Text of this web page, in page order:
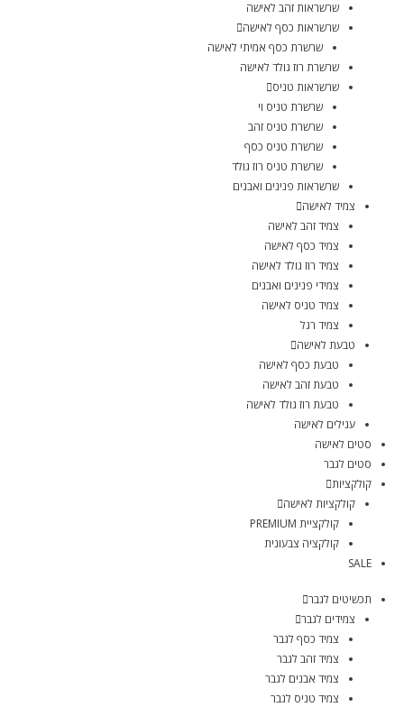
שרשראות זהב לאישה
שרשראות כסף לאישה
שרשרת כסף אמיתי לאישה
שרשרת רוז גולד לאישה
שרשראות טניס
שרשרת טניס וי
שרשרת טניס זהב
שרשרת טניס כסף
שרשרת טניס רוז גולד
שרשראות פנינים ואבנים
צמיד לאישה
צמיד זהב לאישה
צמיד כסף לאישה
צמיד רוז גולד לאישה
צמידי פנינים ואבנים
צמיד טניס לאישה
צמיד רגל
טבעת לאישה
טבעת כסף לאישה
טבעת זהב לאישה
טבעת רוז גולד לאישה
עגילים לאישה
סטים לאישה
סטים לגבר
קולקציות
קולקציות לאישה
קולקציית PREMIUM
קולקציה צבעונית
SALE
תכשיטים לגבר
צמידים לגבר
צמיד כסף לגבר
צמיד זהב לגבר
צמיד אבנים לגבר
צמיד טניס לגבר